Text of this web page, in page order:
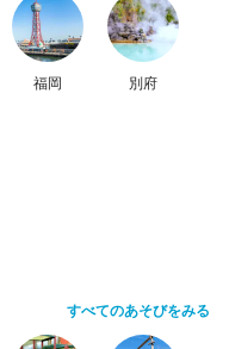
福岡 別府
すべてのあそびをみる